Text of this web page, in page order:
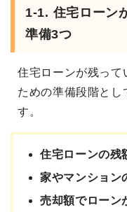
1-1. 住宅ローン
準備3つ
住宅ローンが残って
ための準備段階と
す。
住宅ローンの残
家やマンション
売却額でローン